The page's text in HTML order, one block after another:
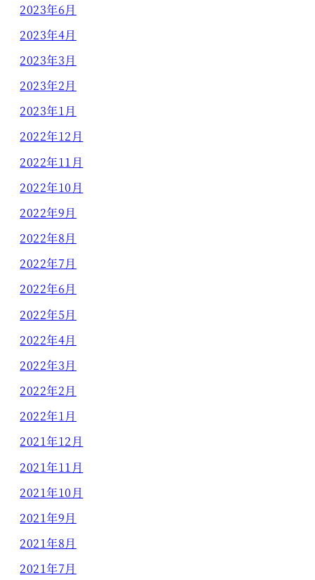
2023年6月
2023年4月
2023年3月
2023年2月
2023年1月
2022年12月
2022年11月
2022年10月
2022年9月
2022年8月
2022年7月
2022年6月
2022年5月
2022年4月
2022年3月
2022年2月
2022年1月
2021年12月
2021年11月
2021年10月
2021年9月
2021年8月
2021年7月